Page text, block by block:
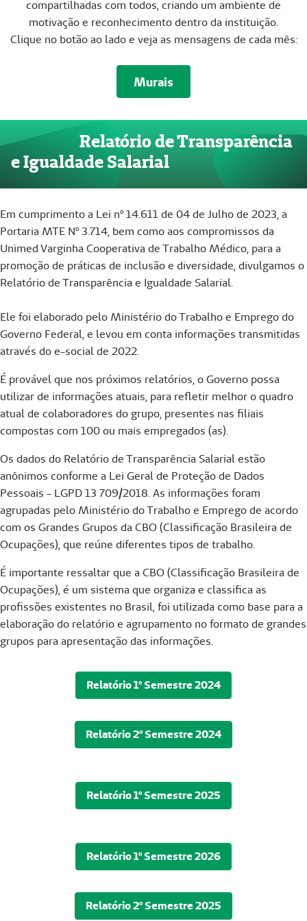
compartilhadas com todos, criando um ambiente de
motivação e reconhecimento dentro da instituição.
Clique no botão ao lado e veja as mensagens de cada mês:
Murais
Relatório de Transparência
e Igualdade Salarial
Em cumprimento a Lei nº 14.611 de 04 de Julho de 2023, a
Portaria MTE Nº 3.714, bem como aos compromissos da
Unimed Varginha Cooperativa de Trabalho Médico, para a
promoção de práticas de inclusão e diversidade, divulgamos o
Relatório de Transparência e Igualdade Salarial.
Ele foi elaborado pelo Ministério do Trabalho e Emprego do
Governo Federal, e levou em conta informações transmitidas
através do e-social de 2022.
É provável que nos próximos relatórios, o Governo possa
utilizar de informações atuais, para refletir melhor o quadro
atual de colaboradores do grupo, presentes nas filiais
compostas com 100 ou mais empregados (as).
Os dados do Relatório de Transparência Salarial estão
anônimos conforme a Lei Geral de Proteção de Dados
Pessoais - LGPD 13 709/2018. As informações foram
agrupadas pelo Ministério do Trabalho e Emprego de acordo
com os Grandes Grupos da CBO (Classificação Brasileira de
Ocupações), que reúne diferentes tipos de trabalho.
É importante ressaltar que a CBO (Classificação Brasileira de
Ocupações), é um sistema que organiza e classifica as
profissões existentes no Brasil, foi utilizada como base para a
elaboração do relatório e agrupamento no formato de grandes
grupos para apresentação das informações.
Relatório 1º Semestre 2024
Relatório 2º Semestre 2024
Relatório 1º Semestre 2025
Relatório 1º Semestre 2026
Relatório 2º Semestre 2025